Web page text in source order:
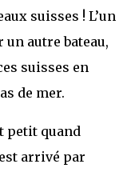
suisses ! L’un
autre bateau,
suisses en
de mer.
petit quand
arrivé par